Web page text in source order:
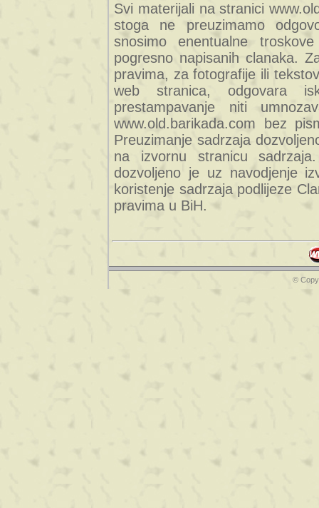
Svi materijali na stranici
stoga ne preuzimamo
snosimo enentualne
pogresno napisanih clanaka.
pravima, za fotografije ili
web stranica, odgovara
prestampavanje niti
www.old.barikada.com bez
Preuzimanje sadrzaja
na izvornu stranicu
dozvoljeno je uz navodjenje
koristenje sadrzaja podlijeze
pravima u BiH.
©